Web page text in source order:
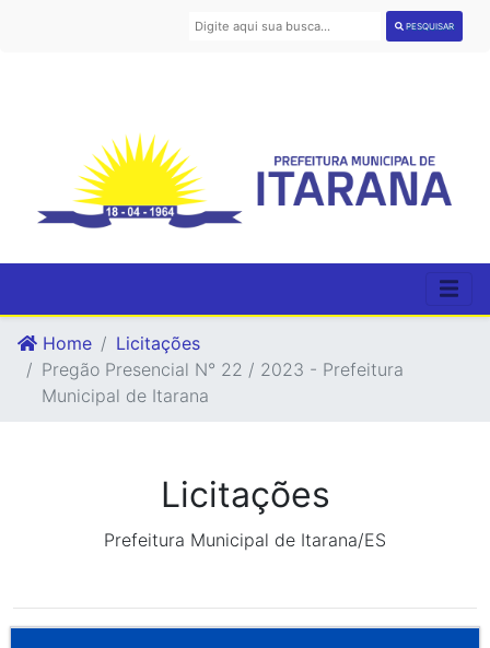
PESQUISAR
Home
Licitações
Pregão Presencial N° 22 / 2023 - Prefeitura
Municipal de Itarana
Licitações
Prefeitura Municipal de Itarana/ES